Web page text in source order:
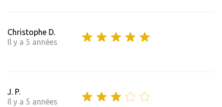
Christophe D.
Il y a 5 années
J. P.
Il y a 5 années